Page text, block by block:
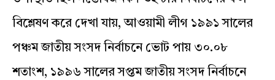
বিশ্লেষণ করে দেখা যায়, আওয়ামী লীগ ১৯৯১ সালের
পঞ্চম জাতীয় সংসদ নির্বাচনে ভোট পায় ৩০.০৮
শতাংশ, ১৯৯৬ সালের সপ্তম জাতীয় সংসদ নির্বাচনে